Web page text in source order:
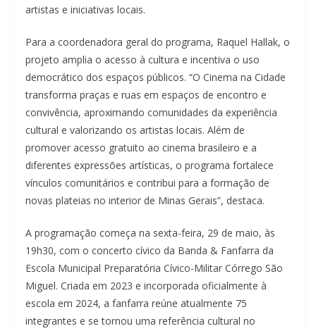
artistas e iniciativas locais.
Para a coordenadora geral do programa, Raquel Hallak, o
projeto amplia o acesso à cultura e incentiva o uso
democrático dos espaços públicos. “O Cinema na Cidade
transforma praças e ruas em espaços de encontro e
convivência, aproximando comunidades da experiência
cultural e valorizando os artistas locais. Além de
promover acesso gratuito ao cinema brasileiro e a
diferentes expressões artísticas, o programa fortalece
vínculos comunitários e contribui para a formação de
novas plateias no interior de Minas Gerais”, destaca.
A programação começa na sexta-feira, 29 de maio, às
19h30, com o concerto cívico da Banda & Fanfarra da
Escola Municipal Preparatória Cívico-Militar Córrego São
Miguel. Criada em 2023 e incorporada oficialmente à
escola em 2024, a fanfarra reúne atualmente 75
integrantes e se tornou uma referência cultural no